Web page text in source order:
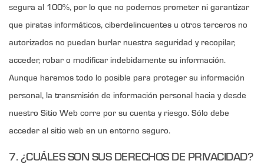
segura al 100%, por lo que no podemos prometer ni garantizar
que piratas informáticos, ciberdelincuentes u otros terceros no
autorizados no puedan burlar nuestra seguridad y recopilar,
acceder, robar o modificar indebidamente su información.
Aunque haremos todo lo posible para proteger su información
personal, la transmisión de información personal hacia y desde
nuestro Sitio Web corre por su cuenta y riesgo. Sólo debe
acceder al sitio web en un entorno seguro.
7. ¿CUÁLES SON SUS DERECHOS DE PRIVACIDAD?